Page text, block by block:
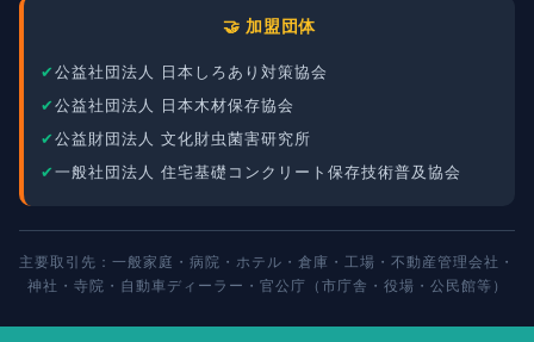
🤝 加盟団体
公益社団法人 日本しろあり対策協会
公益社団法人 日本木材保存協会
公益財団法人 文化財虫菌害研究所
一般社団法人 住宅基礎コンクリート保存技術普及協会
主要取引先：一般家庭・病院・ホテル・倉庫・工場・不動産管理会社・
神社・寺院・自動車ディーラー・官公庁（市庁舎・役場・公民館等）